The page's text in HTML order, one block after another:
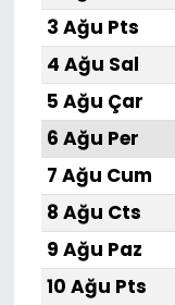
3 Ağu Pts
4 Ağu Sal
5 Ağu Çar
6 Ağu Per
7 Ağu Cum
8 Ağu Cts
9 Ağu Paz
10 Ağu Pts